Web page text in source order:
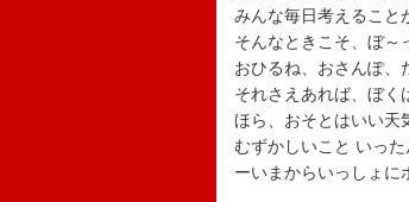
みんな毎日考えること
そんなときこそ、ぼ～
おひるね、おさんぽ、
それさえあれば、ぼく
ほら、おそとはいい天
むずかしいこと いった
ーいまからいっしょに